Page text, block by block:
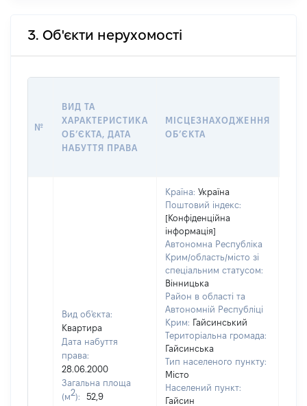
3. Об'єкти нерухомості
№
ВИД ТА
ХАРАКТЕРИСТИКА
ОБʼЄКТА, ДАТА
НАБУТТЯ ПРАВА
МІСЦЕЗНАХОДЖЕННЯ
ОБʼЄКТА
Вид об'єкта:
Квартира
Дата набуття
права:
28.06.2000
Загальна площа
(м2):
52,9
Країна: Україна
Поштовий індекс:
[Конфіденційна
інформація]
Автономна Республіка
Крим/область/місто зі
спеціальним статусом:
Вінницька
Район в області та
Автономній Республіці
Крим: Гайсинський
Територіальна громада:
Гайсинська
Тип населеного пункту:
Місто
Населений пункт:
Гайсин